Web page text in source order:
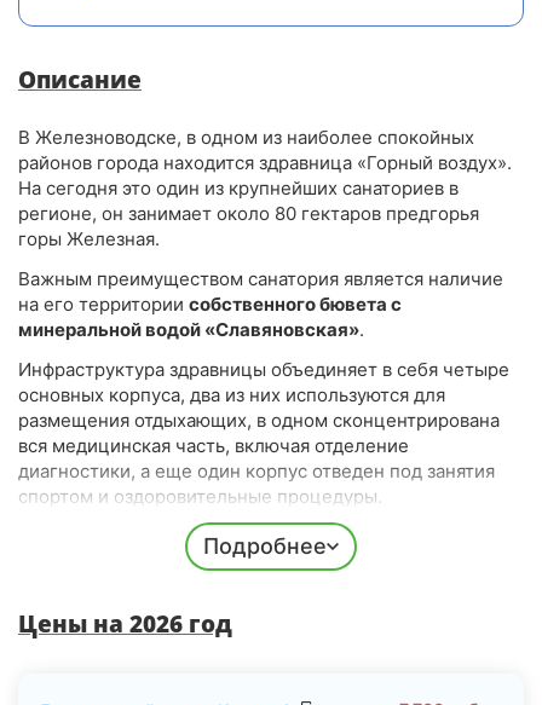
Описание
В Железноводске, в одном из наиболее спокойных
районов города находится здравница «Горный воздух».
На сегодня это один из крупнейших санаториев в
регионе, он занимает около 80 гектаров предгорья
горы Железная.
Важным преимуществом санатория является наличие
на его территории собственного бювета с
минеральной водой «Славяновская».
Инфраструктура здравницы объединяет в себя четыре
основных корпуса, два из них используются для
размещения отдыхающих, в одном сконцентрирована
вся медицинская часть, включая отделение
диагностики, а еще один корпус отведен под занятия
спортом и оздоровительные процедуры.
различного уровня комфорта. Наиболее
дорогостоящими и комфортными являются
Подробнее
Цены на 2026 год